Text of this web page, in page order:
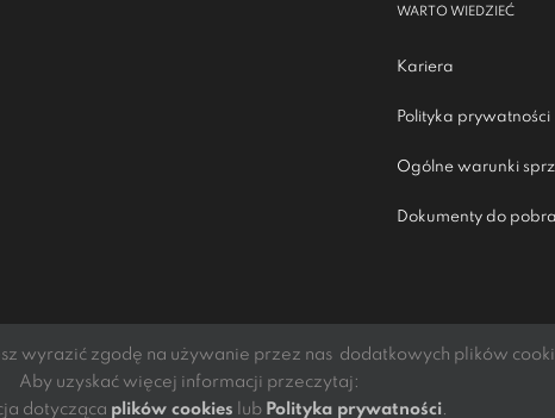
WARTO WIEDZIEĆ
Kariera
Polityka prywatności
Ogólne warunki
Dokumenty do
Reserved
wyrazić zgodę na używanie przez nas dodatkowych plików
Aby uzyskać więcej informacji przeczytaj:
dotycząca plików cookies lub Polityka prywatności .